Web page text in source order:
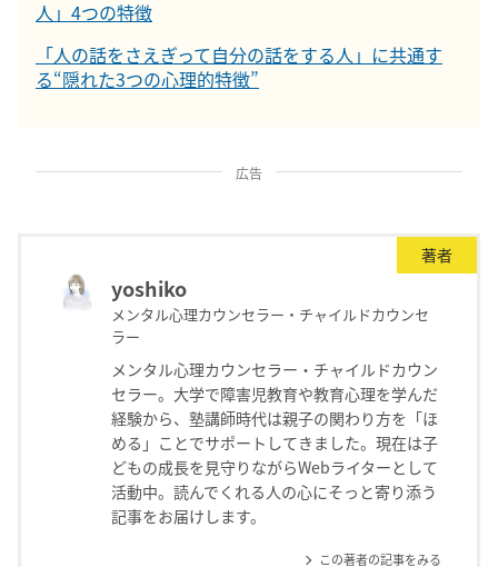
人」4つの特徴
「人の話をさえぎって自分の話をする人」に共通す
る“隠れた3つの心理的特徴”
広告
著者
yoshiko
メンタル心理カウンセラー・チャイルドカウンセ
ラー
メンタル心理カウンセラー・チャイルドカウン
セラー。大学で障害児教育や教育心理を学んだ
経験から、塾講師時代は親子の関わり方を「ほ
める」ことでサポートしてきました。現在は子
どもの成長を見守りながらWebライターとして
活動中。読んでくれる人の心にそっと寄り添う
記事をお届けします。
この著者の記事をみる